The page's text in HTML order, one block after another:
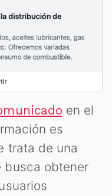
en el
es
trata de una
busca obtener